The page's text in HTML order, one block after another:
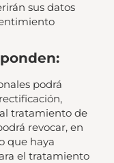
sus datos
podrá
tratamiento de
revocar, en
que haya
el tratamiento